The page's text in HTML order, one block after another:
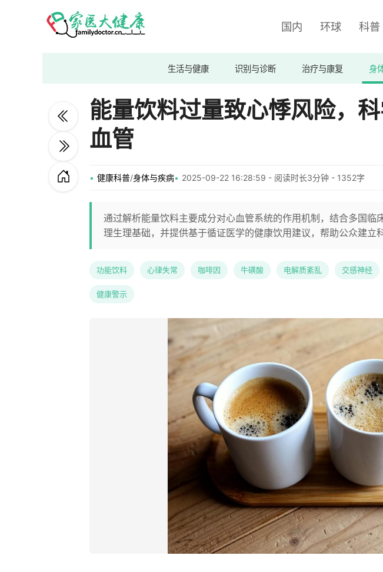
国内 环球 科普
生活与健康 识别与诊断 治疗与康复 身
能量饮料过量致心悸风险，
血管
健康科普/身体与疾病 2025-09-22 16:28:59 - 阅读时长3分钟 - 1352字
通过解析能量饮料主要成分对心血管系统的作用机制，结合多国临
理生理基础，并提供基于循证医学的健康饮用建议，帮助公众建立
功能饮料 心律失常 咖啡因 牛磺酸 电解质紊乱 交感神经
健康警示